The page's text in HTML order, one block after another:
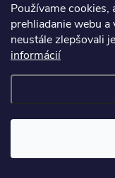
Používame
prehliadanie webu a
neustále zlepšovali
informácií